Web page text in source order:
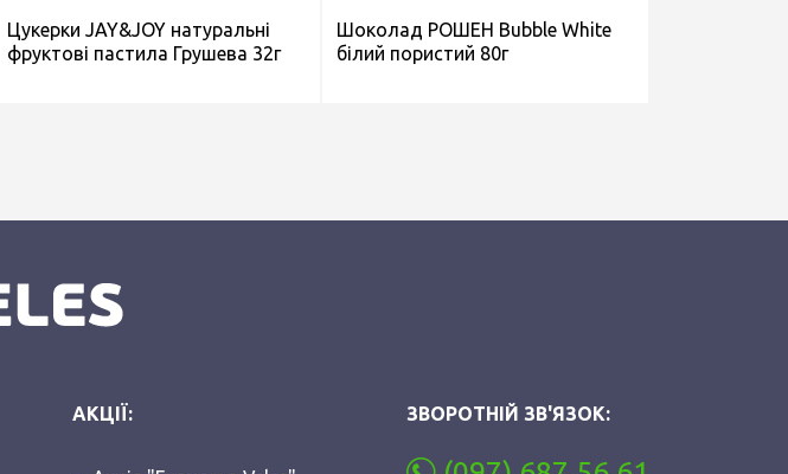
Цукерки JAY&JOY натуральні
фруктові пастила Грушева 32г
Шоколад РОШЕН Bubble White
білий пористий 80г
АКЦІЇ: ЗВОРОТНІЙ ЗВ'ЯЗОК: